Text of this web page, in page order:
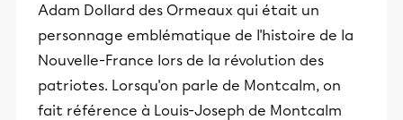
Adam Dollard des Ormeaux qui était un
personnage emblématique de l'histoire de la
Nouvelle-France lors de la révolution des
patriotes. Lorsqu'on parle de Montcalm, on
fait référence à Louis-Joseph de Montcalm